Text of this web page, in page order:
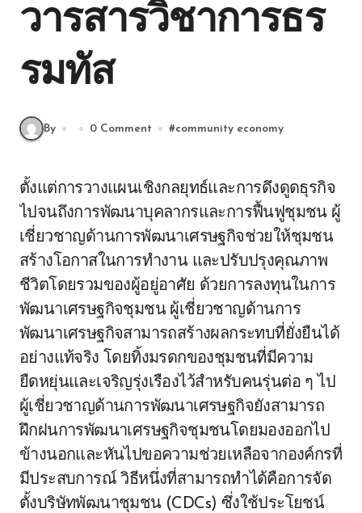
วารสารวิชาการธร
รมทัส
By 0 Comment #community economy
ตั้งแต่การวางแผนเชิงกลยุทธ์และการดึงดูดธุรกิจ
ไปจนถึงการพัฒนาบุคลากรและการฟื้นฟูชุมชน ผู้
เชี่ยวชาญด้านการพัฒนาเศรษฐกิจช่วยให้ชุมชน
สร้างโอกาสในการทำงาน และปรับปรุงคุณภาพ
ชีวิตโดยรวมของผู้อยู่อาศัย ด้วยการลงทุนในการ
พัฒนาเศรษฐกิจชุมชน ผู้เชี่ยวชาญด้านการ
พัฒนาเศรษฐกิจสามารถสร้างผลกระทบที่ยั่งยืนได้
อย่างแท้จริง โดยทิ้งมรดกของชุมชนที่มีความ
ยืดหยุ่นและเจริญรุ่งเรืองไว้สำหรับคนรุ่นต่อ ๆ ไป
ผู้เชี่ยวชาญด้านการพัฒนาเศรษฐกิจยังสามารถ
ฝึกฝนการพัฒนาเศรษฐกิจชุมชนโดยมองออกไป
ข้างนอกและหันไปขอความช่วยเหลือจากองค์กรที่
มีประสบการณ์ วิธีหนึ่งที่สามารถทำได้คือการจัด
ตั้งบริษัทพัฒนาชุมชน (CDCs) ซึ่งใช้ประโยชน์